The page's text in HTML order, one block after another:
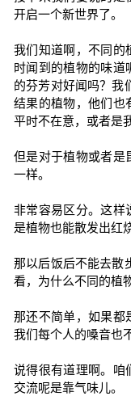
开启一个新世界了。
我们知道啊，不同的
时闻到的植物的味道
的芬芳对好闻吗？我
结果的植物，他们也
平时不在意，或者是
但是对于植物或者是
一样。
非常容易区分。这样
是植物也能散发出红
那以后饭后不能去散
看，为什么不同的植
那还不简单，如果都
我们每个人的嗓音也
说得很有道理啊。咱
交流呢是靠气味儿。